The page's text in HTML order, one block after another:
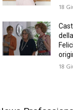
18
18